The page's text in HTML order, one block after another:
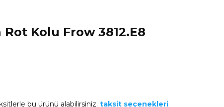
Kolu Frow 3812.E8
bu ürünü alabilirsiniz. taksit seçenekleri